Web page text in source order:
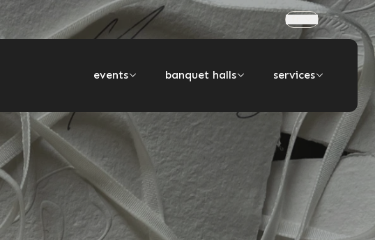
events banquet halls services